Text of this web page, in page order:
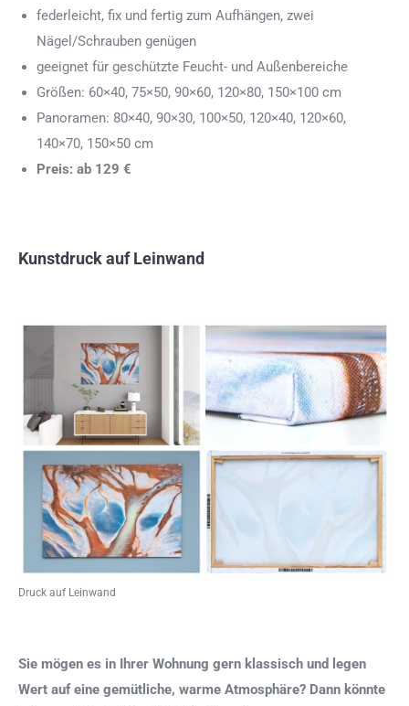
federleicht, fix und fertig zum Aufhängen, zwei
Nägel/Schrauben genügen
geeignet für geschützte Feucht- und Außenbereiche
Größen: 60×40, 75×50, 90×60, 120×80, 150×100 cm
Panoramen: 80×40, 90×30, 100×50, 120×40, 120×60,
140×70, 150×50 cm
Preis: ab 129 €
Kunstdruck auf Leinwand
Druck auf Leinwand
Sie mögen es in Ihrer Wohnung gern klassisch und legen
Wert auf eine gemütliche, warme Atmosphäre? Dann könnte